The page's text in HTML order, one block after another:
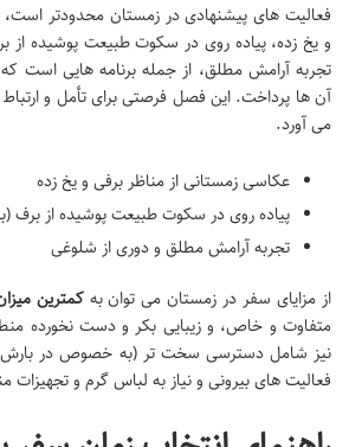
فعالیت های پیشنهادی در زمستان محدودتر است،
و یخ زده، پیاده روی در سکوت طبیعت پوشیده از
تجربه آرامش مطلق، از جمله برنامه هایی است
آن ها پرداخت. این فصل فرصتی برای تأمل و
می آورد.
عکاسی زمستانی از مناظر برفی و یخ زده
پیاده روی در سکوت طبیعت پوشیده از برف
تجربه آرامش مطلق و دوری از شلوغی
از مزایای سفر در زمستان می توان بهکمترین
متفاوت و خاص، و زیبایی بکر و دست نخورده
نیز شامل دسترسی سخت تر (به خصوص در
فعالیت های بیرونی و نیاز به لباس گرم و